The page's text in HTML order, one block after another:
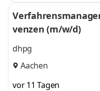
venzen (m/w/d)
dhpg
Aachen
vor 11 Tagen